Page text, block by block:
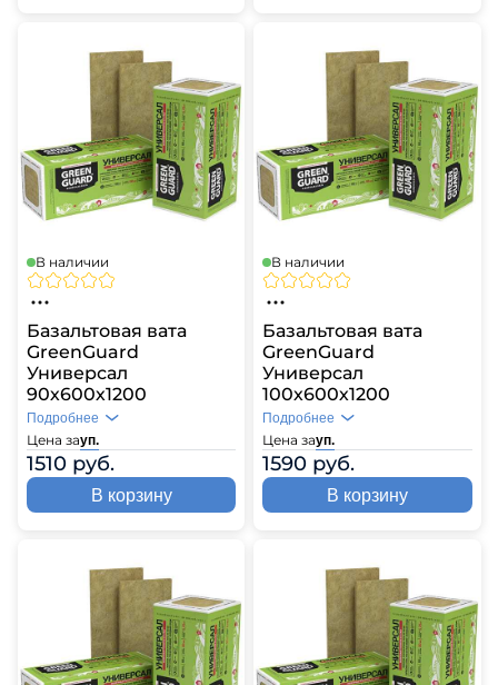
В наличии
Базальтовая вата
GreenGuard
Универсал
90х600х1200
Цена зауп.
1510 руб.
Подробнее
В корзину
В наличии
Базальтовая вата
GreenGuard
Универсал
100х600х1200
Цена зауп.
1590 руб.
Подробнее
В корзину